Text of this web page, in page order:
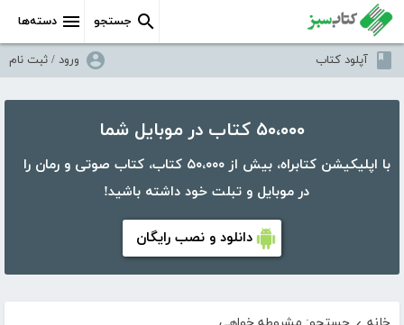
دسته‌ها جستجو
آپلود کتاب ورود / ثبت نام
۵۰،۰۰۰ کتاب در موبایل شما
با اپلیکیشن کتابراه، بیش از ۵۰،۰۰۰ کتاب، کتاب صوتی و رمان را
در موبایل و تبلت خود داشته باشید!
دانلود و نصب رایگان